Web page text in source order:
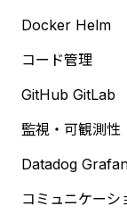
Docker Helm
コード管理
GitHub GitLab
監視・可観測性
Datadog
コミュニケーシ